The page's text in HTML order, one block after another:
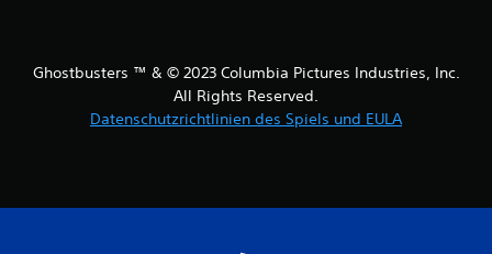
Ghostbusters ™ & © 2023 Columbia Pictures Industries, Inc.
All Rights Reserved.
Datenschutzrichtlinien des Spiels und EULA